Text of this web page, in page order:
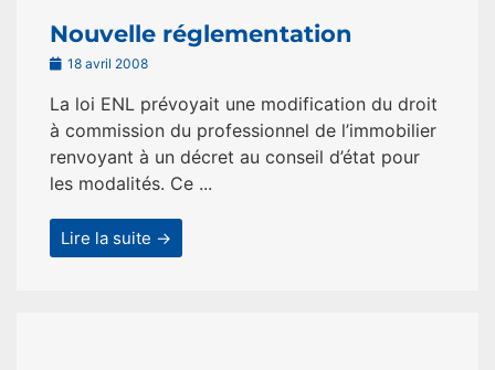
Nouvelle réglementation
18 avril 2008
La loi ENL prévoyait une modification du droit
à commission du professionnel de l’immobilier
renvoyant à un décret au conseil d’état pour
les modalités. Ce ...
Lire la suite →